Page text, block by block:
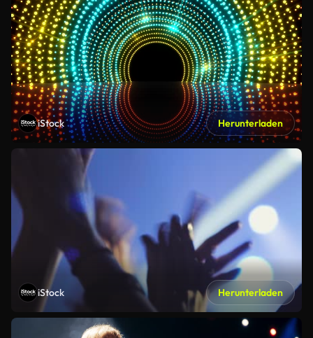
iStock Herunterladen
iStock Herunterladen